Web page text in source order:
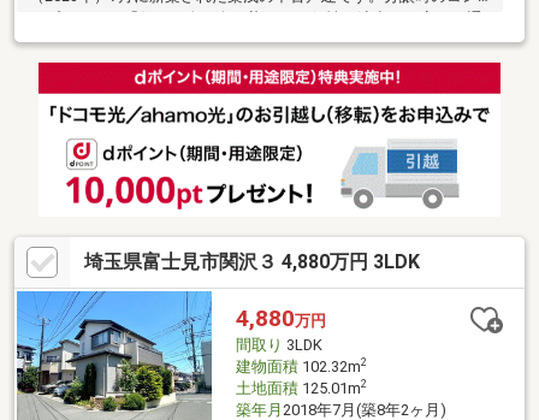
り、家事動線に優れた対面キッチンや豊富な収納など、日々の暮
らしを豊かにする充実の設備が整っています。・「みずほ台」駅
まで徒歩約12分の立地・2台分のカースペース有り※車種による制
限あり・スタディーカウンターやユーティリティーが備えられて
など、多目的に柔軟な活用が可能。・各居室5畳以上の広さを確
埼玉県富士見市関沢３ 4,880万円 3LDK
4,880万円
間取り 3LDK
建物面積102.32m2
土地面積125.01m2
築年月 2018年7月(築8年2ヶ月)